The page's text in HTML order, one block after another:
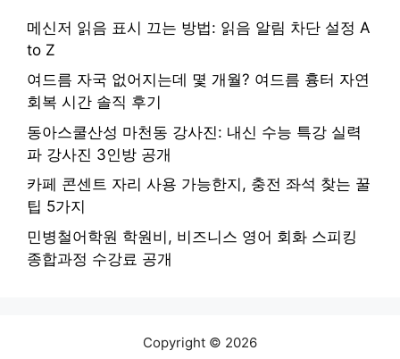
메신저 읽음 표시 끄는 방법: 읽음 알림 차단 설정 A
to Z
여드름 자국 없어지는데 몇 개월? 여드름 흉터 자연
회복 시간 솔직 후기
동아스쿨산성 마천동 강사진: 내신 수능 특강 실력
파 강사진 3인방 공개
카페 콘센트 자리 사용 가능한지, 충전 좌석 찾는 꿀
팁 5가지
민병철어학원 학원비, 비즈니스 영어 회화 스피킹
종합과정 수강료 공개
Copyright © 2026